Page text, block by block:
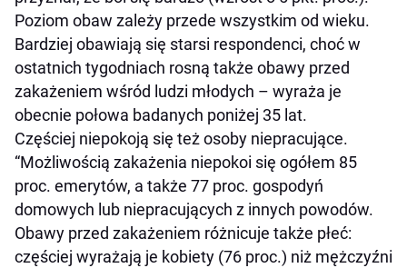
Poziom obaw zależy przede wszystkim od wieku.
Bardziej obawiają się starsi respondenci, choć w
ostatnich tygodniach rosną także obawy przed
zakażeniem wśród ludzi młodych – wyraża je
obecnie połowa badanych poniżej 35 lat.
Częściej niepokoją się też osoby niepracujące.
“Możliwością zakażenia niepokoi się ogółem 85
proc. emerytów, a także 77 proc. gospodyń
domowych lub niepracujących z innych powodów.
Obawy przed zakażeniem różnicuje także płeć:
częściej wyrażają je kobiety (76 proc.) niż mężczyźni